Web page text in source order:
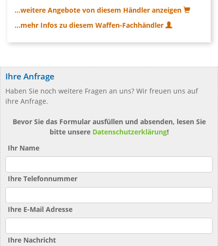
...weitere Angebote von diesem Händler anzeigen
...mehr Infos zu diesem Waffen-Fachhändler
Ihre Anfrage
Haben Sie noch weitere Fragen an uns? Wir freuen uns auf
ihre Anfrage.
Bevor Sie das Formular ausfüllen und absenden, lesen Sie
bitte unsere Datenschutzerklärung!
Ihr Name
Ihre Telefonnummer
Ihre E-Mail Adresse
Ihre Nachricht